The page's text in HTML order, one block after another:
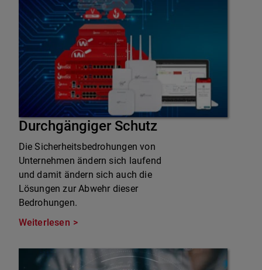
Durchgängiger Schutz
Die Sicherheitsbedrohungen von
Unternehmen ändern sich laufend
und damit ändern sich auch die
Lösungen zur Abwehr dieser
Bedrohungen.
Weiterlesen